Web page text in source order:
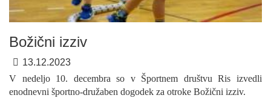
Božični izziv
13.12.2023
V nedeljo 10. decembra so v Športnem društvu Ris izvedli
enodnevni športno-družaben dogodek za otroke Božični izziv.